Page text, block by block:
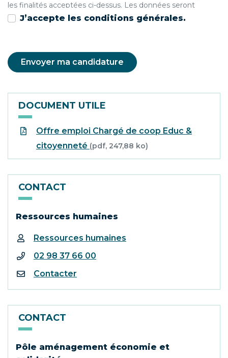
les finalités acceptées ci-dessus. Les données seront
conservées pendant un an et après cette période, elles
J’accepte les conditions générales.
DOCUMENT UTILE
Offre emploi Chargé de coop Educ &
citoyenneté (pdf, 247,88 ko)
CONTACT
Ressources humaines
Ressources humaines
02 98 37 66 00
Contacter
CONTACT
Pôle aménagement économie et